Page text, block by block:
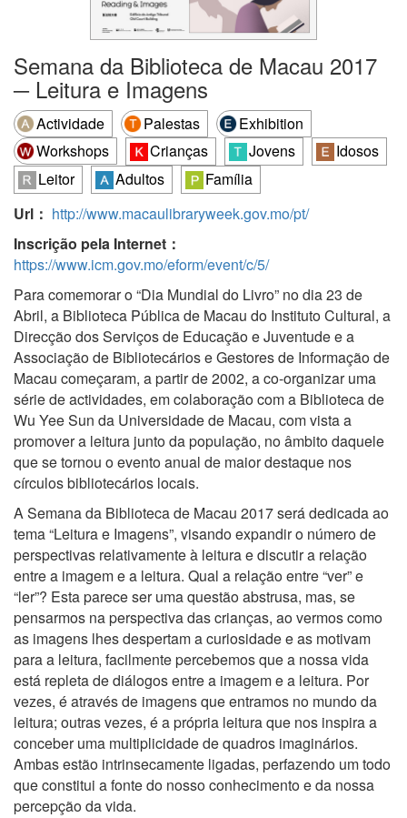
Semana da Biblioteca de Macau 2017
─ Leitura e Imagens
Actividade Palestas
Exhibition
Workshops
Crianças Jovens
Idosos
Leitor
Adultos
Família
Url： http://www.macaulibraryweek.gov.mo/pt/
Inscrição pela Internet：
https://www.icm.gov.mo/eform/event/c/5/
Para comemorar o “Dia Mundial do Livro” no dia 23 de
Abril, a Biblioteca Pública de Macau do Instituto Cultural, a
Direcção dos Serviços de Educação e Juventude e a
Associação de Bibliotecários e Gestores de Informação de
Macau começaram, a partir de 2002, a co-organizar uma
série de actividades, em colaboração com a Biblioteca de
Wu Yee Sun da Universidade de Macau, com vista a
promover a leitura junto da população, no âmbito daquele
que se tornou o evento anual de maior destaque nos
círculos bibliotecários locais.
A Semana da Biblioteca de Macau 2017 será dedicada ao
tema “Leitura e Imagens”, visando expandir o número de
perspectivas relativamente à leitura e discutir a relação
entre a imagem e a leitura. Qual a relação entre “ver” e
“ler”? Esta parece ser uma questão abstrusa, mas, se
pensarmos na perspectiva das crianças, ao vermos como
as imagens lhes despertam a curiosidade e as motivam
para a leitura, facilmente percebemos que a nossa vida
está repleta de diálogos entre a imagem e a leitura. Por
vezes, é através de imagens que entramos no mundo da
leitura; outras vezes, é a própria leitura que nos inspira a
conceber uma multiplicidade de quadros imaginários.
Ambas estão intrinsecamente ligadas, perfazendo um todo
que constitui a fonte do nosso conhecimento e da nossa
percepção da vida.